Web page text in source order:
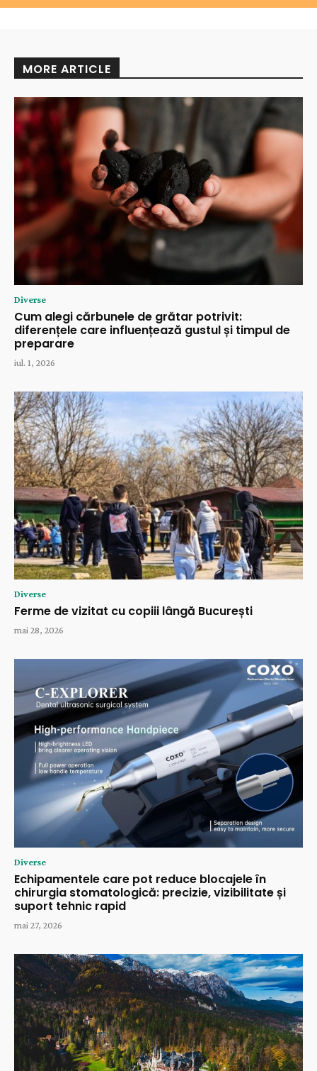
MORE ARTICLE
Diverse
Cum alegi cărbunele de grătar potrivit:
diferențele care influențează gustul și timpul de
preparare
iul. 1, 2026
Diverse
Ferme de vizitat cu copiii lângă București
mai 28, 2026
Diverse
Echipamentele care pot reduce blocajele în
chirurgia stomatologică: precizie, vizibilitate și
suport tehnic rapid
mai 27, 2026